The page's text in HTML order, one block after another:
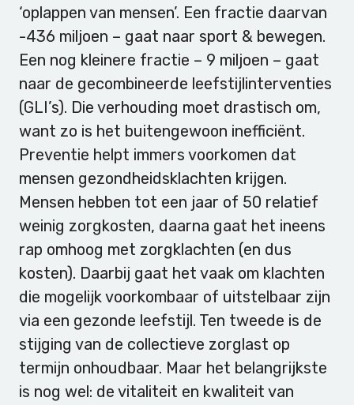
‘oplappen van mensen’. Een fractie daarvan
-436 miljoen – gaat naar sport & bewegen.
Een nog kleinere fractie – 9 miljoen – gaat
naar de gecombineerde leefstijlinterventies
(GLI’s). Die verhouding moet drastisch om,
want zo is het buitengewoon inefficiënt.
Preventie helpt immers voorkomen dat
mensen gezondheidsklachten krijgen.
Mensen hebben tot een jaar of 50 relatief
weinig zorgkosten, daarna gaat het ineens
rap omhoog met zorgklachten (en dus
kosten). Daarbij gaat het vaak om klachten
die mogelijk voorkombaar of uitstelbaar zijn
via een gezonde leefstijl. Ten tweede is de
stijging van de collectieve zorglast op
termijn onhoudbaar. Maar het belangrijkste
is nog wel: de vitaliteit en kwaliteit van